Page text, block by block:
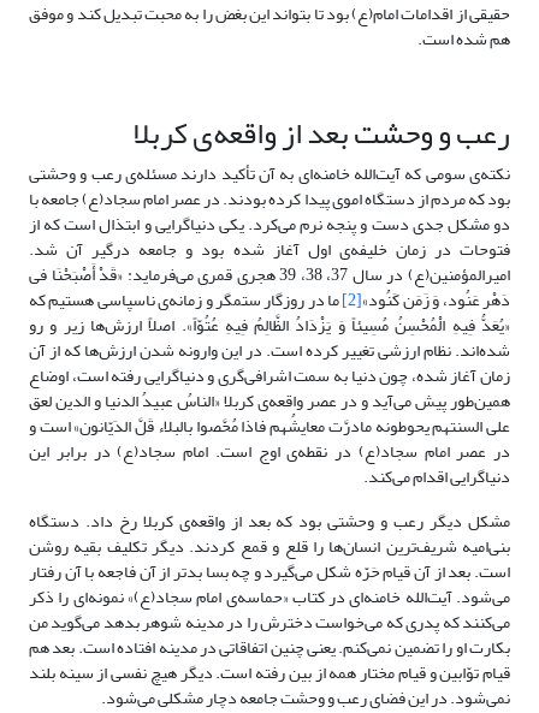
حقیقی از اقدامات امام(ع) بود تا بتواند این بغض را به محبت تبدیل کند و موفق
هم شده است.
رعب و وحشت بعد از واقعه‌ی کربلا
نکته‌ی سومی که آیت‌الله خامنه‌ای به آن تأکید دارند مسئله‌ی رعب و وحشتی
بود که مردم از دستگاه اموی پیدا کرده بودند. در عصر امام سجاد(ع) جامعه با
دو مشکل جدی دست و پنجه نرم می‌کرد. یکی دنیاگرایی و ابتذال است که از
فتوحات در زمان خلیفه‌ی اول آغاز شده بود و جامعه درگیر آن شد.
امیرالمؤمنین(ع) در سال 37، 38، 39 هجری قمری می‌فرماید: «قَدْ أَصْبَحْنَا فی
دَهْر عَنُود، وَ زَمَن کَنُود»[2] ما در روزگار ستمگر و زمانه‌ی ناسپاسی هستیم که
«یُعَدُّ فِیهِ الْمُحْسِنُ مُسِیئاً وَ یَزْدَادُ الظَّالِمُ فِیهِ عُتُوّاً». اصلاً ارزش‌ها زیر و رو
شده‌اند. نظام ارزشی تغییر کرده است. در این وارونه شدن ارزش‌ها که از آن
زمان آغاز شده، چون دنیا به سمت اشرافی‌گری و دنیاگرایی رفته است، اوضاع
همین‌طور پیش می‌آید و در عصر واقعه‌ی کربلا «الناسُ عبیدُ الدنیا و الدین لعق
علی السنتهم یحوطونه مادرَّت معایشُهم فاذا مُحَّصوا بالبلاء قَلَّ الدَیّانون» است و
در عصر امام سجاد(ع) در نقطه‌ی اوج است. امام سجاد(ع) در برابر این
دنیاگرایی اقدام می‌کند.
مشکل دیگر رعب و وحشتی بود که بعد از واقعه‌ی کربلا رخ داد. دستگاه
بنی‌امیه شریف‌ترین انسان‌ها را قلع و قمع کردند. دیگر تکلیف بقیه روشن
است. بعد از آن قیام حَرّه شکل می‌گیرد و چه بسا بدتر از آن فاجعه با آن رفتار
می‌شود. آیت‌الله خامنه‌ای در کتاب «حماسه‌ی امام سجاد(ع)» نمونه‌ای را ذکر
می‌کنند که پدری که می‌خواست دخترش را در مدینه شوهر بدهد می‌گوید من
بکارت او را تضمین نمی‌کنم. یعنی چنین اتفاقاتی در مدینه افتاده است. بعد هم
قیام توّابین و قیام مختار همه از بین رفته است. دیگر هیچ نفسی از سینه بلند
نمی‌شود. در این فضای رعب و وحشت جامعه دچار مشکلی می‌شود.